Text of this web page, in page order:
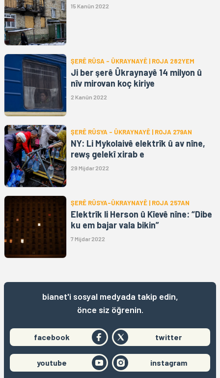
15 Kanûn 2022
ŞERÊ RÛSA – ÛKRAYNAYÊ | ROJA 282YEM
Ji ber şerê Ûkraynayê 14 milyon û
nîv mirovan koç kiriye
2 Kanûn 2022
ŞERÊ RÛSYA - ÛKRAYNAYÊ | ROJA 279AN
NY: Li Mykolaivê elektrîk û av nîne,
rewş gelekî xirab e
29 Mijdar 2022
ŞERÊ RÛSYA-ÛKRAYNAYÊ | ROJA 257AN
Elektrîk li Herson û Kîevê nîne: “Dibe
ku em bajar vala bikin”
7 Mijdar 2022
bianet'i sosyal medyada takip edin,
önce siz öğrenin.
facebook twitter
youtube instagram